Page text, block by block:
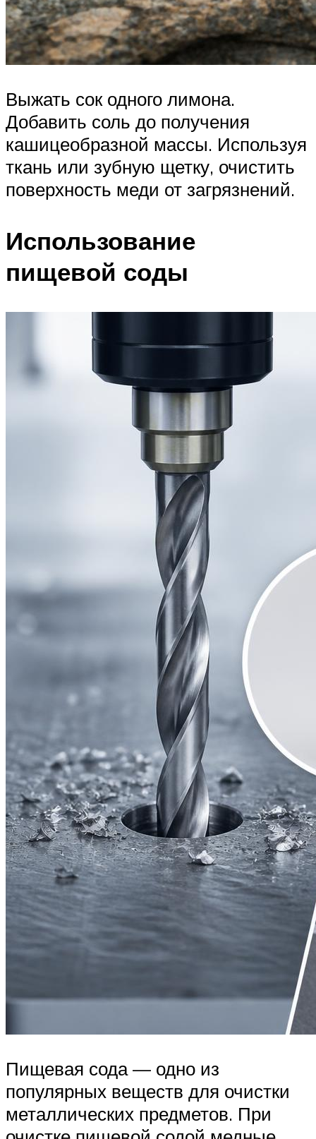
Выжать сок одного лимона.
Добавить соль до получения
кашицеобразной массы. Используя
ткань или зубную щетку, очистить
поверхность меди от загрязнений.
Использование
пищевой соды
Пищевая сода — одно из
популярных веществ для очистки
металлических предметов. При